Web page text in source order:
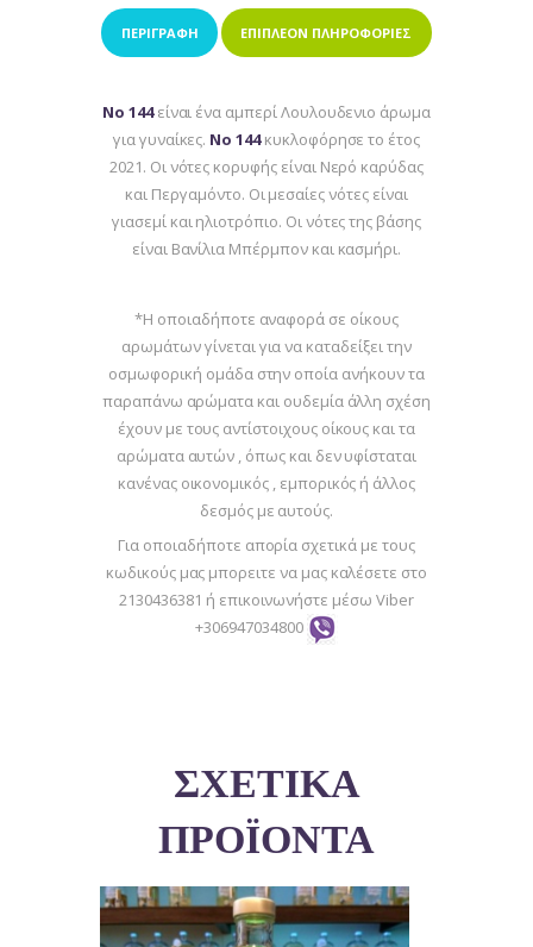
ΠΕΡΙΓΡΑΦΉ ΕΠΙΠΛΈΟΝ ΠΛΗΡΟΦΟΡΊΕΣ
Νο 144είναι ένα αμπερί Λουλουδενιο άρωμα
για γυναίκες. Νο 144κυκλοφόρησε το έτος
2021. Οι νότες κορυφής είναι Νερό καρύδας
και Περγαμόντο. Oι μεσαίες νότες είναι
γιασεμί και ηλιοτρόπιο. Oι νότες της βάσης
είναι Βανίλια Μπέρμπον και κασμήρι.
*Η οποιαδήποτε αναφορά σε οίκους
αρωμάτων γίνεται για να καταδείξει την
οσμωφορική ομάδα στην οποία ανήκουν τα
παραπάνω αρώματα και ουδεμία άλλη σχέση
έχουν με τους αντίστοιχους οίκους και τα
αρώματα αυτών , όπως και δεν υφίσταται
κανένας οικονομικός , εμπορικός ή άλλος
δεσμός με αυτούς.
Για οποιαδήποτε απορία σχετικά με τους
κωδικούς μας μπορειτε να μας καλέσετε στο
2130436381 ή επικοινωνήστε μέσω Viber
+306947034800
ΣΧΕΤΙΚΆ
ΠΡΟΪΌΝΤΑ